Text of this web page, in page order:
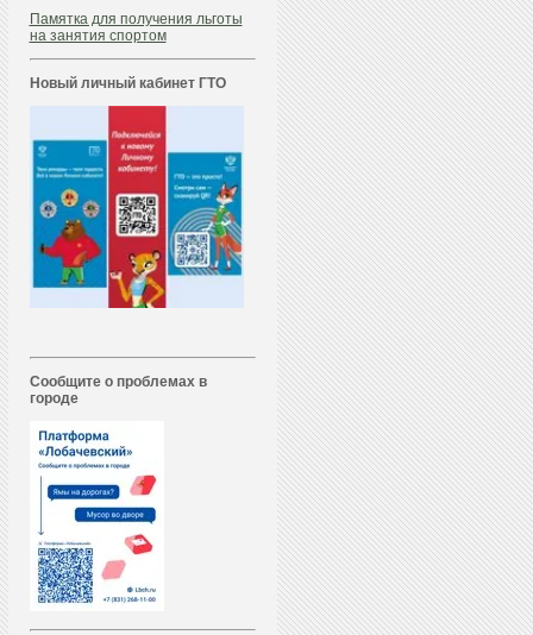
Памятка для получения льготы
на занятия спортом
Новый личный кабинет ГТО
Сообщите о проблемах в
городе